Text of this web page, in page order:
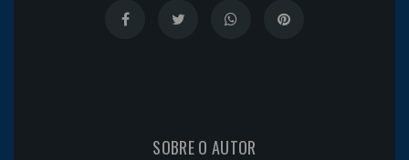
SOBRE O AUTOR